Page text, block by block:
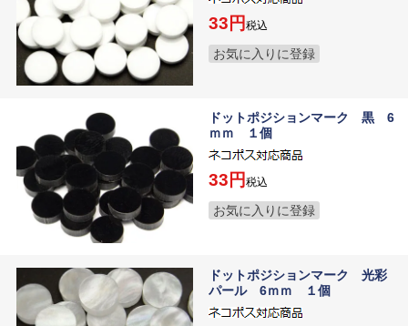
33 税込
お気に入りに登録
ドットポジションマーク 黒 6
ｍｍ １個
33 税込
お気に入りに登録
ドットポジションマーク 光彩
パール 6ｍｍ １個